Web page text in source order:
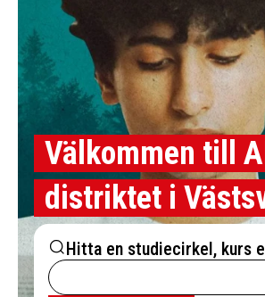
Välkommen till
distriktet i
Hitta en studiecirkel, kurs